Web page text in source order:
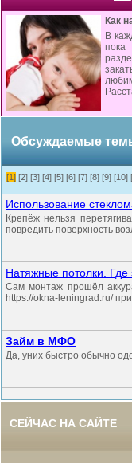
Как
В
Обсуждаемые
[1] [2] [3] [4] [5] [6] [7] [8] [9] [10]
Использование
Крепёж нельзя
повредить поверхность
Натяжные потолки. Где
Сам монтаж прошёл
https://okna-leningrad.ru/
Займ в МФО
Да, уних быстро обычно
СЕЙЧАС НА САЙТЕ